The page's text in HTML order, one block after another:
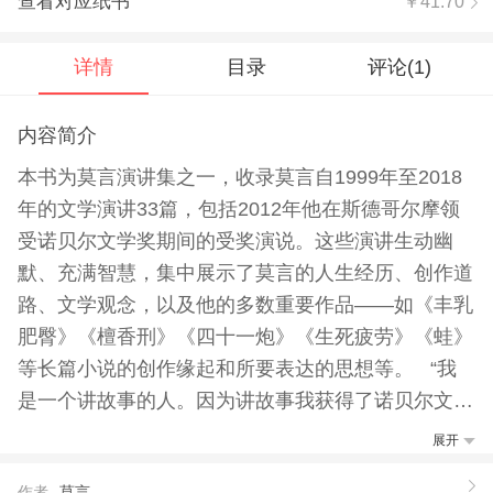
详情 目录 评论(1)
内容简介
本书为莫言演讲集之一，收录莫言自1999年至2018
年的文学演讲33篇，包括2012年他在斯德哥尔摩领
受诺贝尔文学奖期间的受奖演说。这些演讲生动幽
默、充满智慧，集中展示了莫言的人生经历、创作道
路、文学观念，以及他的多数重要作品——如《丰乳
肥臀》《檀香刑》《四十一炮》《生死疲劳》《蛙》
等长篇小说的创作缘起和所要表达的思想等。 “我
是一个讲故事的人。因为讲故事我获得了诺贝尔文学
奖。” “可能是因为我经历过长期的艰难生活，使我对
展开